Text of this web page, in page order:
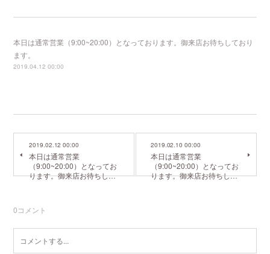
本日は通常営業（9:00~20:00）となっております。御来店お待ちしており
ます。
2019.04.12 00:00
2019.02.12 00:00
本日は通常営業
（9:00~20:00）となってお
ります。御来店お待ちし…
2019.02.10 00:00
本日は通常営業
（9:00~20:00）となってお
ります。御来店お待ちし…
0コメント